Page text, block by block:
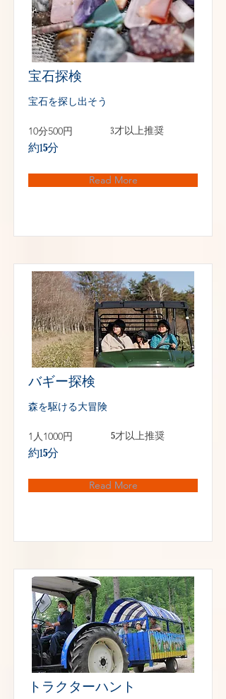
宝石探検
宝石を探し出そう
10分500円 3才以上推奨
約15分
Read More
バギー探検
森を駆ける大冒険
1人1000円 5才以上推奨
約15分
Read More
トラクターハント